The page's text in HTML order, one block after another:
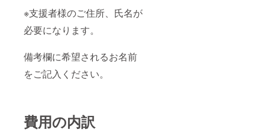
※支援者様のご住所、氏名が
必要になります。
備考欄に希望されるお名前
をご記入ください。
費用の内訳